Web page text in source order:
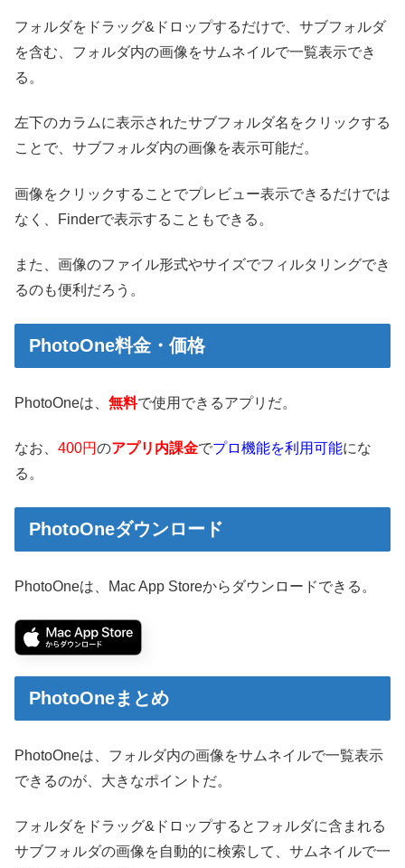
フォルダをドラッグ&ドロップするだけで、サブフォルダ
を含む、フォルダ内の画像をサムネイルで一覧表示でき
る。
左下のカラムに表示されたサブフォルダ名をクリックする
ことで、サブフォルダ内の画像を表示可能だ。
画像をクリックすることでプレビュー表示できるだけでは
なく、Finderで表示することもできる。
また、画像のファイル形式やサイズでフィルタリングでき
るのも便利だろう。
PhotoOne料金・価格
PhotoOneは、 無料で使用できるアプリだ。
なお、 400円のアプリ内課金でプロ機能を利用可能にな
る。
PhotoOneダウンロード
PhotoOneは、Mac App Storeからダウンロードできる。
PhotoOneまとめ
PhotoOneは、フォルダ内の画像をサムネイルで一覧表示
できるのが、大きなポイントだ。
フォルダをドラッグ&ドロップするとフォルダに含まれる
サブフォルダの画像を自動的に検索して、サムネイルで一